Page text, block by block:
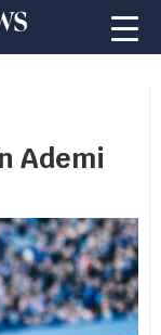
Ademi